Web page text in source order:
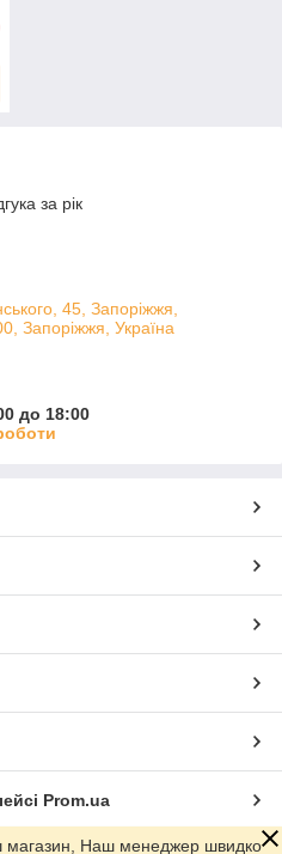
за рік
45, Запоріжжя,
Запоріжжя, Україна
до 18:00
Prom.ua
Наш менеджер швидко